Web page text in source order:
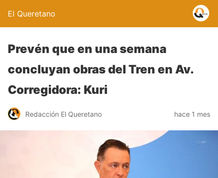
El Queretano
Prevén que en una semana
concluyan obras del Tren en Av.
Corregidora: Kuri
Redacción El Queretano hace 1 mes